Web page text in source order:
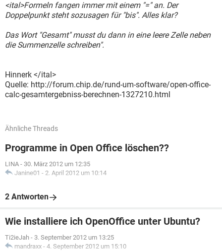
<ital>Formeln fangen immer mit einem "=" an. Der
Doppelpunkt steht sozusagen für "bis". Alles klar?
Das Wort "Gesamt" musst du dann in eine leere Zelle neben
die Summenzelle schreiben".
Hinnerk </ital>
Quelle: http://forum.chip.de/rund-um-software/open-office-
calc-gesamtergebniss-berechnen-1327210.html
Ähnliche Threads
Programme in Open Office löschen??
LINA - 30. März 2012 um 12:35
Janine01 - 2. April 2012 um 10:14
2 Antworten
Wie installiere ich OpenOffice unter Ubuntu?
Ti2ieJah - 3. September 2012 um 13:25
mandraxx - 4. September 2012 um 15:10